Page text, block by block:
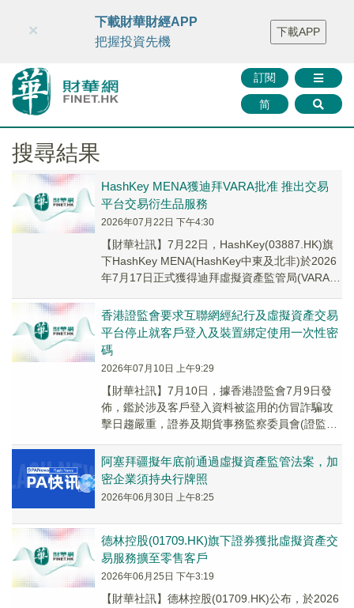
財華智庫網 FINTV FINMETA 財華證券 媒體矩陣
智庫沙龍
聯絡我們
訂閱
简
×
下載財華財經APP
把握投資先機
下載APP
搜尋結果
HashKey MENA獲迪拜VARA批准 推出交易
平台交易衍生品服務
2026年07月22日 下午4:30
【財華社訊】7月22日，HashKey(03887.HK)旗
下HashKey MENA(HashKey中東及北非)於2026
年7月17日正式獲得迪拜虛擬資產監管局(VARA)
香港證監會要求互聯網經紀行及虛擬資產交易
平台停止就客戶登入及裝置綁定使用一次性密
碼
2026年07月10日 上午9:29
【財華社訊】7月10日，據香港證監會7月9日發
佈，鑑於涉及客戶登入資料被盜用的仿冒詐騙攻
擊日趨嚴重，證券及期貨事務監察委員會(證監會)
台...
阿塞拜疆擬年底前通過虛擬資產監管法案，加
密企業須持央行牌照
2026年06月30日 上午8:25
德林控股(01709.HK)旗下證券獲批虛擬資產交
易服務擴至零售客戶
2026年06月25日 下午3:19
【財華社訊】德林控股(01709.HK)公布，於2026